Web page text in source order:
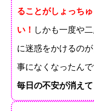
ることがしょっち
い！ しかも一度や
に迷惑をかけるの
事になくなったん
毎日の不安が消え